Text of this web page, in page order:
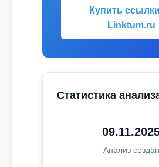
Купить
Linktum.ru
Статистика
Анализ создан